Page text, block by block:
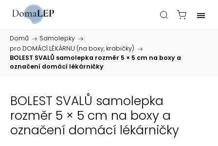
Domů / Samolepky /
pro DOMÁCÍ LÉKÁRNU (na boxy, krabičky) /
BOLEST SVALŮ samolepka rozměr 5 × 5 cm na boxy a
označení domácí lékárničky
BOLEST SVALŮ samolepka
rozměr 5 × 5 cm na boxy a
označení domácí lékárničky